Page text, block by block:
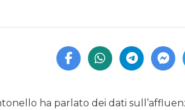
ha parlato dei dati